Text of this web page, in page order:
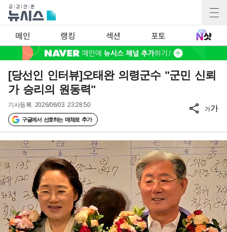
메인 랭킹 섹션 포토
[당선인 인터뷰]오태완 의령군수 "군민 신뢰
가 승리의 원동력"
기사등록 2026/06/03 23:28:50
구글에서 선호하는 매체로 추가
가가